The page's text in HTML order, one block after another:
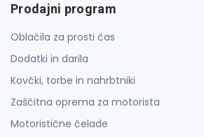
Prodajni program
Oblačila za prosti čas
Dodatki in darila
Kovčki, torbe in nahrbtniki
Zaščitna oprema za motorista
Motoristične čelade